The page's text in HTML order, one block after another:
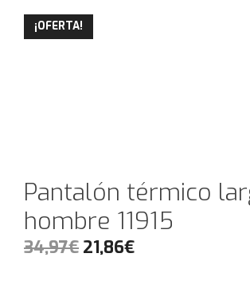
¡OFERTA!
Pantalón térmico
hombre 11915
34,97€ 21,86€